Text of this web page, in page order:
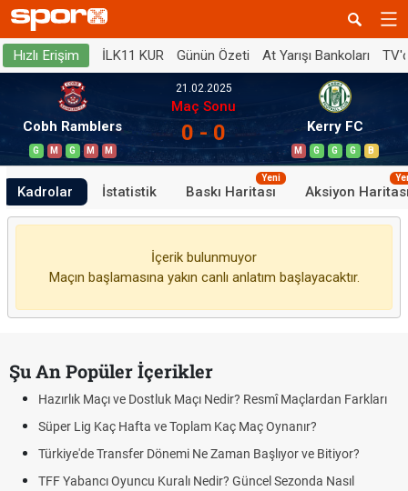
Hızlı Erişim İLK11 KUR Günün Özeti At Yarışı Bankoları
Cobh Ramblers
G M G M M
21.02.2025
Maç Sonu
0 - 0 Kerry FC
M G G G B
Kadrolar İstatistik Baskı Haritası
Yeni
Aksiyon
İçerik bulunmuyor
Maçın başlamasına yakın canlı anlatım başlayacaktır.
Şu An Popüler İçerikler
Hazırlık Maçı ve Dostluk Maçı Nedir? Resmî Maçlardan Farkları
Süper Lig Kaç Hafta ve Toplam Kaç Maç Oynanır?
Türkiye'de Transfer Dönemi Ne Zaman Başlıyor ve Bitiyor?
TFF Yabancı Oyuncu Kuralı Nedir? Güncel Sezonda Nasıl